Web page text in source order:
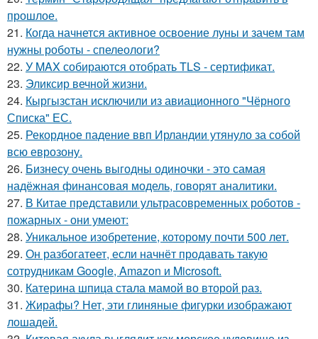
прошлое.
21. Когда начнется активное освоение луны и зачем там
нужны роботы - спелеологи?
22. У MAX собираются отобрать TLS - сертификат.
23. Эликсир вечной жизни.
24. Кыргызстан исключили из авиационного "Чёрного
Списка" ЕС.
25. Рекордное падение ввп Ирландии утянуло за собой
всю еврозону.
26. Бизнесу очень выгодны одиночки - это самая
надёжная финансовая модель, говорят аналитики.
27. В Китае представили ультрасовременных роботов -
пожарных - они умеют:
28. Уникальное изобретение, которому почти 500 лет.
29. Он разбогатеет, если начнёт продавать такую
сотрудникам Google, Amazon и Microsoft.
30. Катерина шпица стала мамой во второй раз.
31. Жирафы? Нет, эти глиняные фигурки изображают
лошадей.